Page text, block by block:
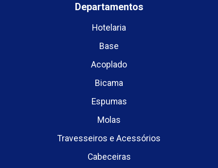
Departamentos
Hotelaria
Base
Acoplado
Bicama
Espumas
Molas
Travesseiros e Acessórios
Cabeceiras